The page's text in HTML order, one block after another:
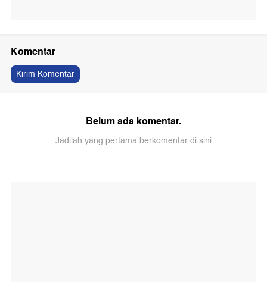
Komentar
Kirim Komentar
Belum ada komentar.
Jadilah yang pertama berkomentar di sini